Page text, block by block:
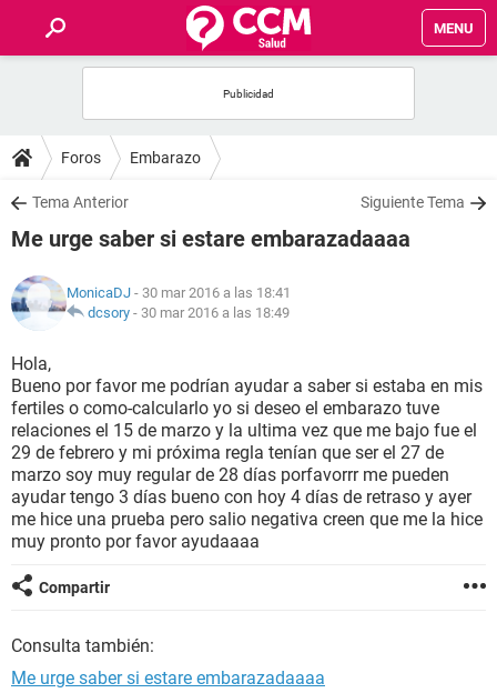
MENU
FOROS
SALUD
FAMILIA
NUTRICIÓN
BIENESTAR
SEXUALIDAD
GLOSARIO
Foros Embarazo
Tema Anterior Siguiente Tema
Me urge saber si estare embarazadaaaa
MonicaDJ - 30 mar 2016 a las 18:41
dcsory - 30 mar 2016 a las 18:49
Hola,
Bueno por favor me podrían ayudar a saber si estaba en mis
fertiles o como-calcularlo yo si deseo el embarazo tuve
relaciones el 15 de marzo y la ultima vez que me bajo fue el
29 de febrero y mi próxima regla tenían que ser el 27 de
marzo soy muy regular de 28 días porfavorrr me pueden
ayudar tengo 3 días bueno con hoy 4 días de retraso y ayer
me hice una prueba pero salio negativa creen que me la hice
muy pronto por favor ayudaaaa
Compartir
Consulta también:
Me urge saber si estare embarazadaaaa